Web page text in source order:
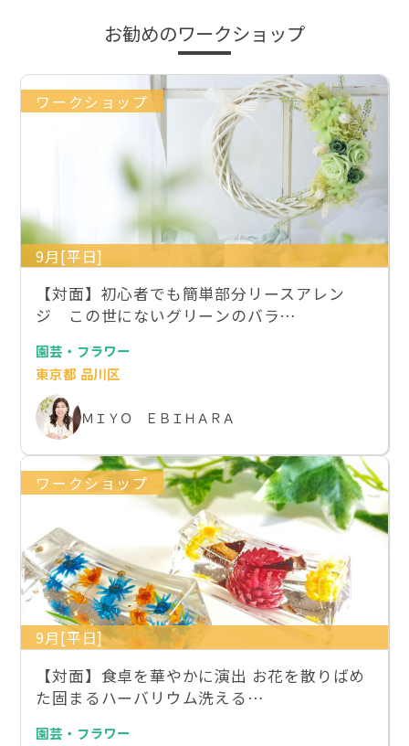
お勧めのワークショップ
ワークショップ
9月[平日]
【対面】初心者でも簡単部分リースアレン
ジ この世にないグリーンのバラ…
園芸・フラワー
東京都 品川区
ＭＩＹＯ ＥＢＩＨＡＲＡ
ワークショップ
9月[平日]
【対面】食卓を華やかに演出 お花を散りばめ
た固まるハーバリウム洗える…
園芸・フラワー